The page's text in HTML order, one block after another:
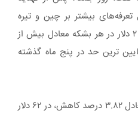
تعرفه‌های بیشتر بر چین و تیره
شدن چشم‌انداز تقاضا، بیش از ۲ دلار در هر بشکه معادل بیش از
ترین حد در پنج ماه گذشته
قیمت نفت برنت با ۲.۴۹ دلار معادل ۳.۸۲ درصد کاهش، در ۶۲ دلار